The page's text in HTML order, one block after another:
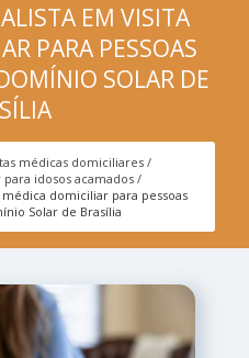
EM VISITA
PARA PESSOAS
SOLAR DE
médicas domiciliares
idosos acamados
domiciliar para pessoas
Solar de Brasília